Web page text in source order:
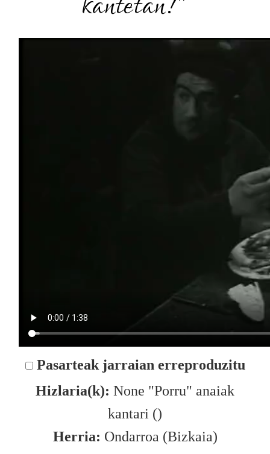
Pasarteak jarraian erreproduzitu
Hizlaria(k): None "Porru" anaiak
kantari ()
Herria: Ondarroa (Bizkaia)